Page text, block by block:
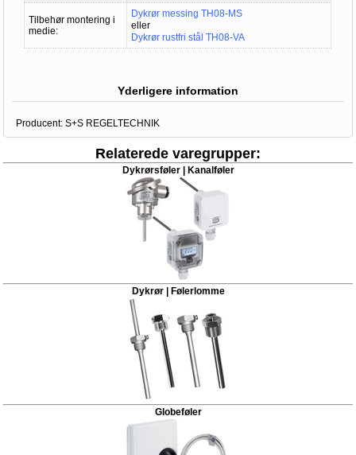
Tilbehør montering i
medie:
Dykrør messing TH08-MS
eller
Dykrør rustfri stål TH08-VA
Yderligere information
Producent: S+S REGELTECHNIK
Relaterede varegrupper:
Dykrørsføler | Kanalføler
Dykrør | Følerlomme
Globeføler